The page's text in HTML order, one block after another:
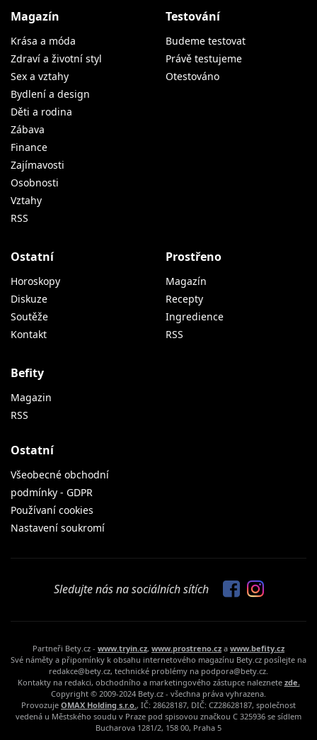
Magazín
Krása a móda
Zdraví a životní styl
Sex a vztahy
Bydlení a design
Děti a rodina
Zábava
Finance
Zajímavosti
Osobnosti
Vztahy
RSS
Testování
Budeme testovat
Právě testujeme
Otestováno
Ostatní
Horoskopy
Diskuze
Soutěže
Kontakt
Prostřeno
Magazín
Recepty
Ingredience
RSS
Befity
Magazin
RSS
Ostatní
Všeobecné obchodní
podmínky - GDPR
Používaní cookies
Nastavení soukromí
Sledujte nás na sociálních sítích
Partneři Bety.cz - www.tryin.cz, www.prostreno.cz a www.befity.cz
Své náměty a připomínky k obsahu internetového magazínu Bety.cz posílejte na
redakce@bety.cz, technické problémy na podpora@bety.cz.
Kontakty na redakci, obchodního a marketingového zástupce naleznete zde.
Copyright © 2009-2024 Bety.cz - všechna práva vyhrazena.
Provozuje OMAX Holding s.r.o., IČ: 28628187, DIČ: CZ28628187, společnost
vedená u Městského soudu v Praze pod spisovou značkou C 325936 se sídlem
Bucharova 1281/2, 158 00, Praha 5